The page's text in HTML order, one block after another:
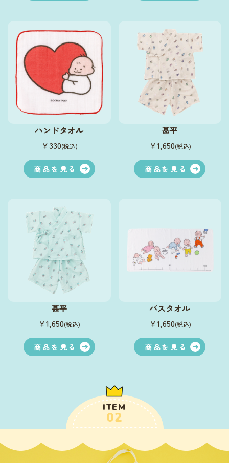
ハンドタオル
￥330(税込)
商品を見る
甚平
￥1,650(税込)
商品を見る
甚平
￥1,650(税込)
商品を見る
バスタオル
￥1,650(税込)
商品を見る
ITEM
02